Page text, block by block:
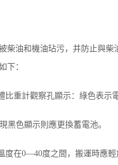
柴油和機油玷污，并防止與
下：
重計觀察孔顯示：綠色表示
黑色顯示則應更換蓄電池。
在0—40度之間，搬運時應輕